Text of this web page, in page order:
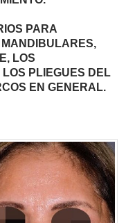
PARA
LOS
PLIEGUES DEL
EN GENERAL.